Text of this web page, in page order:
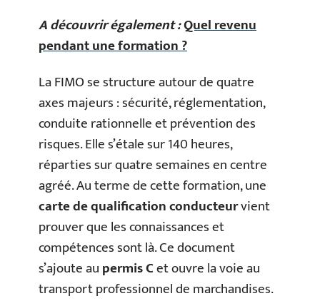
A découvrir également :Quel revenu
pendant une formation ?
La FIMO se structure autour de quatre
axes majeurs : sécurité, réglementation,
conduite rationnelle et prévention des
risques. Elle s’étale sur 140 heures,
réparties sur quatre semaines en centre
agréé. Au terme de cette formation, une
carte de qualification conducteurvient
prouver que les connaissances et
compétences sont là. Ce document
s’ajoute aupermis Cet ouvre la voie au
transport professionnel de marchandises.